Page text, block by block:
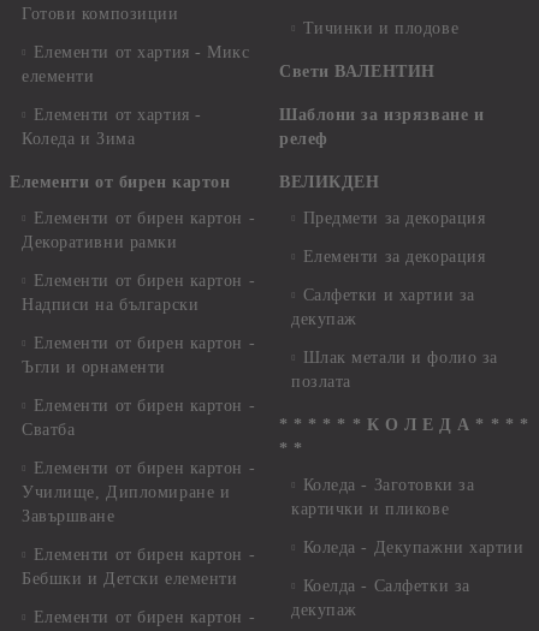
Готови композиции
Елементи от хартия - Микс
елементи
Елементи от хартия -
Коледа и Зима
Елементи от бирен картон
Елементи от бирен картон -
Декоративни рамки
Елементи от бирен картон -
Надписи на български
Елементи от бирен картон -
Ъгли и орнаменти
Елементи от бирен картон -
Сватба
Елементи от бирен картон -
Училище, Дипломиране и
Завършване
Елементи от бирен картон -
Бебшки и Детски елементи
Елементи от бирен картон -
Тичинки и плодове
Свети ВАЛЕНТИН
Шаблони за изрязване и
релеф
ВЕЛИКДЕН
Предмети за декорация
Елементи за декорация
Салфетки и хартии за
декупаж
Шлак метали и фолио за
позлата
* * * * * * К О Л Е Д А * * * *
* *
Коледа - Заготовки за
картички и пликове
Коледа - Декупажни хартии
Коелда - Салфетки за
декупаж